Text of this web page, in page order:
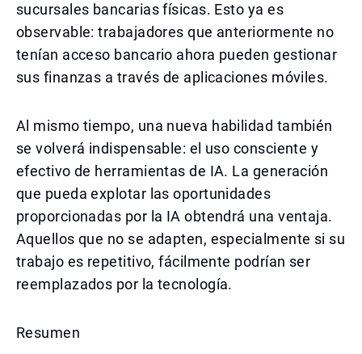
sucursales bancarias físicas. Esto ya es
observable: trabajadores que anteriormente no
tenían acceso bancario ahora pueden gestionar
sus finanzas a través de aplicaciones móviles.
Al mismo tiempo, una nueva habilidad también
se volverá indispensable: el uso consciente y
efectivo de herramientas de IA. La generación
que pueda explotar las oportunidades
proporcionadas por la IA obtendrá una ventaja.
Aquellos que no se adapten, especialmente si su
trabajo es repetitivo, fácilmente podrían ser
reemplazados por la tecnología.
Resumen